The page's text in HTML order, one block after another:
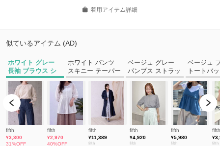
着用アイテム詳細